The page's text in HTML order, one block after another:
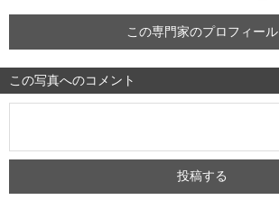
この専門家のプロフィール
この写真へのコメント